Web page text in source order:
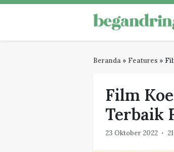
Skip
Begandring
Menjaga ingatan
Beranda » Features »
Film
Terbaik
23 Oktober 2022